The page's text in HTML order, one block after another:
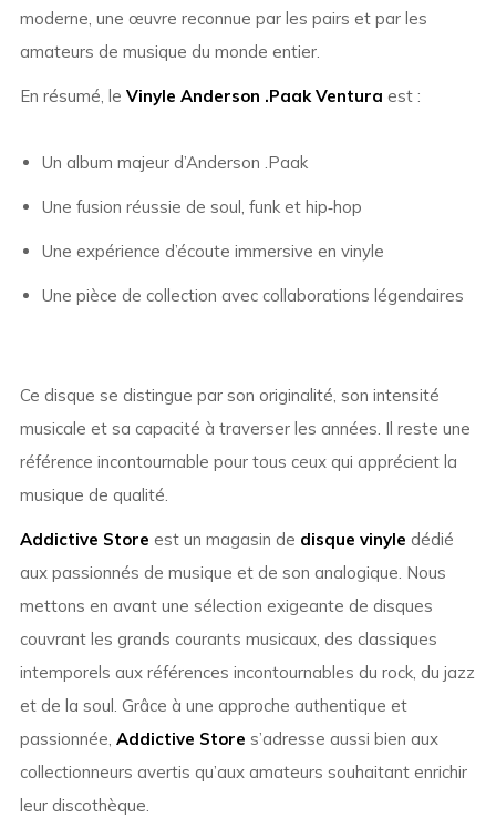
moderne, une œuvre reconnue par les pairs et par les
amateurs de musique du monde entier.
En résumé, le Vinyle Anderson .Paak Ventura est :
Un album majeur d’Anderson .Paak
Une fusion réussie de soul, funk et hip‑hop
Une expérience d’écoute immersive en vinyle
Une pièce de collection avec collaborations légendaires
Ce disque se distingue par son originalité, son intensité
musicale et sa capacité à traverser les années. Il reste une
référence incontournable pour tous ceux qui apprécient la
musique de qualité.
Addictive Store est un magasin de disque vinyle dédié
aux passionnés de musique et de son analogique. Nous
mettons en avant une sélection exigeante de disques
couvrant les grands courants musicaux, des classiques
intemporels aux références incontournables du rock, du jazz
et de la soul. Grâce à une approche authentique et
passionnée, Addictive Store s’adresse aussi bien aux
collectionneurs avertis qu’aux amateurs souhaitant enrichir
leur discothèque.